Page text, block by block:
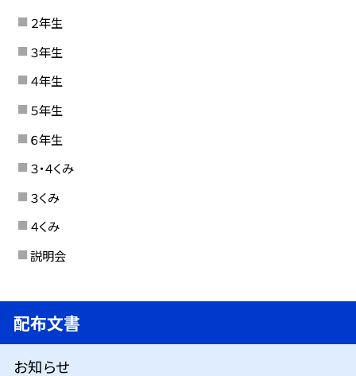
２年生
３年生
４年生
５年生
６年生
３・４くみ
３くみ
４くみ
説明会
配布文書
お知らせ